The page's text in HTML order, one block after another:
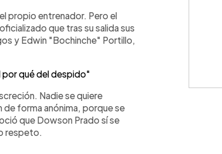
propio entrenador. Pero el
que tras su salida sus
y Edwin "Bochinche" Portillo,
por qué del despido"
Nadie se quiere
de forma anónima, porque se
que Dowson Prado sí se
respeto.